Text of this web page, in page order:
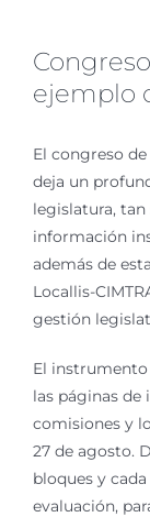
ejemplo
El congreso
deja un
legislatura,
información
además de
Locallis-
gestión
El
las páginas de
comisiones y
27 de agosto.
bloques y
evaluación,